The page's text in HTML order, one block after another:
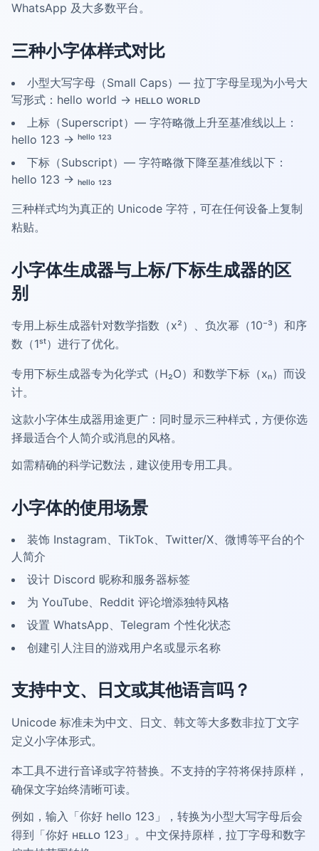
WhatsApp 及大多数平台。
三种小字体样式对比
小型大写字母（Small Caps）— 拉丁字母呈现为小号大
写形式：hello world → ʜᴇʟʟᴏ ᴡᴏʀʟᴅ
上标（Superscript）— 字符略微上升至基准线以上：
hello 123 → ʰᵉˡˡᵒ ¹²³
下标（Subscript）— 字符略微下降至基准线以下：
hello 123 → ₕₑₗₗₒ ₁₂₃
三种样式均为真正的 Unicode 字符，可在任何设备上复制
粘贴。
小字体生成器与上标/下标生成器的区
别
专用上标生成器针对数学指数（x²）、负次幂（10⁻³）和序
数（1ˢᵗ）进行了优化。
专用下标生成器专为化学式（H₂O）和数学下标（xₙ）而设
计。
这款小字体生成器用途更广：同时显示三种样式，方便你选
择最适合个人简介或消息的风格。
如需精确的科学记数法，建议使用专用工具。
小字体的使用场景
装饰 Instagram、TikTok、Twitter/X、微博等平台的个
人简介
设计 Discord 昵称和服务器标签
为 YouTube、Reddit 评论增添独特风格
设置 WhatsApp、Telegram 个性化状态
创建引人注目的游戏用户名或显示名称
支持中文、日文或其他语言吗？
Unicode 标准未为中文、日文、韩文等大多数非拉丁文字
定义小字体形式。
本工具不进行音译或字符替换。不支持的字符将保持原样，
确保文字始终清晰可读。
例如，输入「你好 hello 123」，转换为小型大写字母后会
得到「你好 ʜᴇʟʟᴏ 123」。中文保持原样，拉丁字母和数字